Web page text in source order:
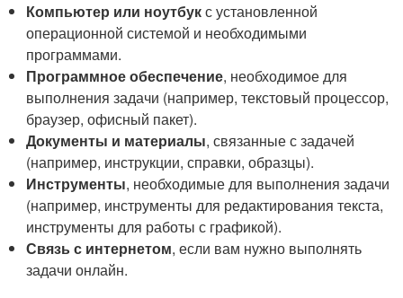
Компьютер или ноутбукс установленной
операционной системой и необходимыми
программами.
Программное обеспечение, необходимое для
выполнения задачи (например, текстовый процессор,
браузер, офисный пакет).
Документы и материалы, связанные с задачей
(например, инструкции, справки, образцы).
Инструменты, необходимые для выполнения задачи
(например, инструменты для редактирования текста,
инструменты для работы с графикой).
Связь с интернетом, если вам нужно выполнять
задачи онлайн.